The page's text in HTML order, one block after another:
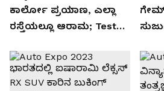
ಕಾರ್ಲೋ ಪ್ರಯಾಣ, ಎಲ್ಲಾ
ರಸ್ತೆಯಲ್ಲೂ ಆರಾಮ; Test
ಸುಜುಕಿ eVX